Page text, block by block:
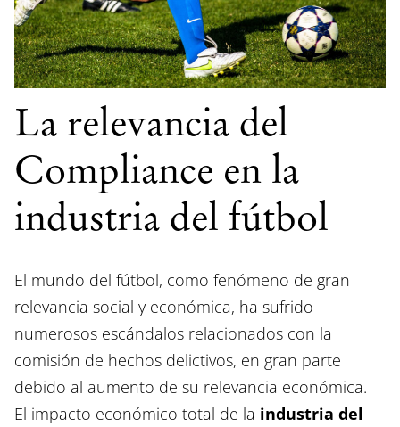
La relevancia del
Compliance en la
industria del fútbol
El mundo del fútbol, como fenómeno de gran
relevancia social y económica, ha sufrido
numerosos escándalos relacionados con la
comisión de hechos delictivos, en gran parte
debido al aumento de su relevancia económica.
El impacto económico total de la industria del